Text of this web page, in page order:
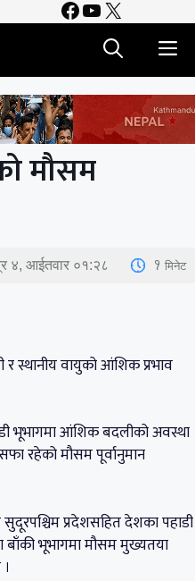
Facebook
YouTube
X
मौसम
४, आईतवार ०१:२८ 1 मिनेट
र स्थानीय वायुको आंशिक प्रभाव
भूभागमा आंशिक बदलीको अवस्था
रहेको मौसम पूर्वानुमान
प्रदेशसहित देशका पहाडी
भूभागमा मौसम मुख्यतया